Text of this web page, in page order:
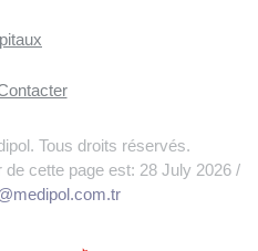
Tous droits réservés.
cette page est: 28 July 2026 /